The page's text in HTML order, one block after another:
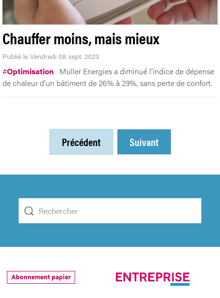
Chauffer moins, mais mieux
Publié le Vendredi 08 sept. 2023
#Optimisation Muller Energies a diminué l’indice de dépense
de chaleur d’un bâtiment de 26% à 29%, sans perte de confort.
Précédent Suivant
Abonnement papier